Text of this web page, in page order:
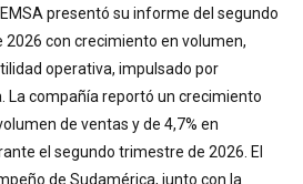
presentó su informe del segundo
con crecimiento en volumen,
operativa, impulsado por
La compañía reportó un crecimiento
de ventas y de 4,7% en
el segundo trimestre de 2026. El
de Sudamérica, junto con la